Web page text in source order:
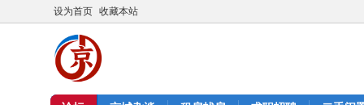
设为首页 收藏本站